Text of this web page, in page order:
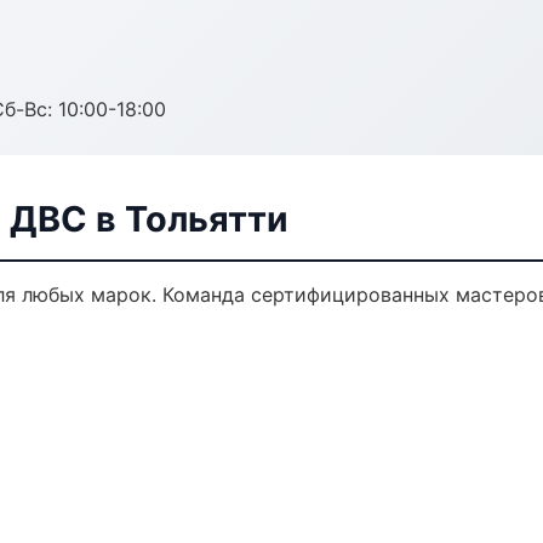
Вс: 10:00-18:00
в Тольятти
любых марок. Команда сертифицированных